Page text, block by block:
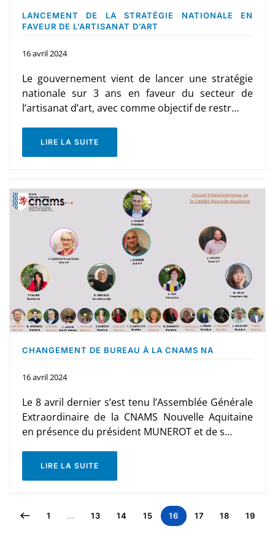
LANCEMENT DE LA STRATÉGIE NATIONALE EN
FAVEUR DE L’ARTISANAT D’ART
16 avril 2024
Le gouvernement vient de lancer une stratégie
nationale sur 3 ans en faveur du secteur de
l’artisanat d’art, avec comme objectif de restr…
LIRE LA SUITE
CHANGEMENT DE BUREAU À LA CNAMS NA
16 avril 2024
Le 8 avril dernier s’est tenu l’Assemblée Générale
Extraordinaire de la CNAMS Nouvelle Aquitaine
en présence du président MUNEROT et de s…
LIRE LA SUITE
1 … 13 14 15 16 17 18 19